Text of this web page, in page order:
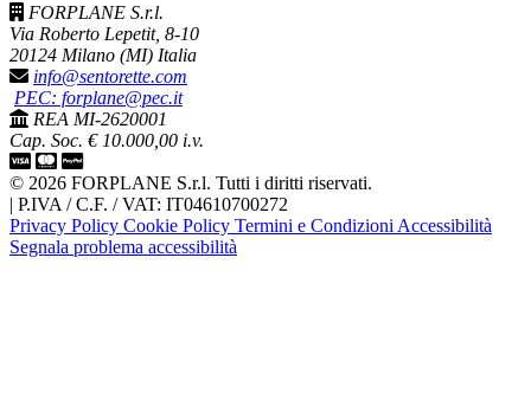
FORPLANE S.r.l.
Via Roberto Lepetit, 8-10
20124 Milano (MI) Italia
info@sentorette.com
PEC: forplane@pec.it
REA MI-2620001
Cap. Soc. € 10.000,00 i.v.
© 2026 FORPLANE S.r.l. Tutti i diritti riservati.
| P.IVA / C.F. / VAT: IT04610700272
Privacy Policy Cookie Policy Termini e Condizioni Accessibilità
Segnala problema accessibilità